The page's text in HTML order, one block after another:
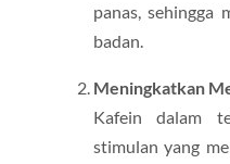
panas, sehingga
badan.
Meningkatkan
Kafein dalam
stimulan yang